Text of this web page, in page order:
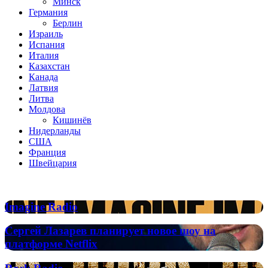
Германия
Берлин
Израиль
Испания
Италия
Казахстан
Канада
Латвия
Литва
Молдова
Кишинёв
Нидерланды
США
Франция
Швейцария
Imagine
Radio
Imagine Radio
Сергей
Лазарев
планирует
новое
Сергей Лазарев планирует новое шоу на
платформе Netflix